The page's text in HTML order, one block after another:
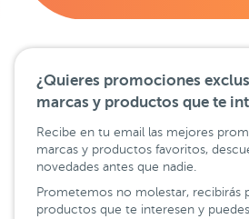
¿Quieres promociones
marcas y productos que te
Recibe en tu email las mejores
marcas y productos favoritos,
novedades antes que nadie.
Prometemos no molestar, recibirás
productos que te interesen y